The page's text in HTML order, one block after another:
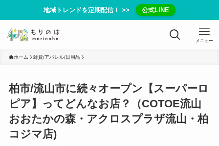
地域トレンドを定期配信！ >> 公式LINE
メニュー
ホーム 雑貨/アパレル/日用品
柏市/流山市に続々オープン【スーパーロ
ピア】ってどんなお店？（COTOE流山
おおたかの森・アクロスプラザ流山・柏
コジマ店)